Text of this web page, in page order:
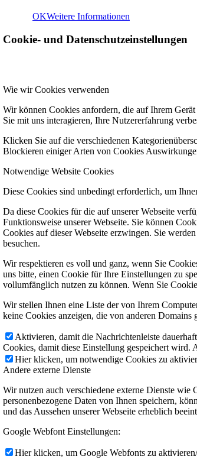
OKWeitere Informationen
Cookie- und Datenschutzeinstellungen
Wie wir Cookies verwenden
Wir können Cookies anfordern, die auf Ihrem
Sie mit uns interagieren, Ihre Nutzererfahrung
Klicken Sie auf die verschiedenen
Blockieren einiger Arten von Cookies
Notwendige Website Cookies
Diese Cookies sind unbedingt erforderlich, um
Da diese Cookies für die auf unserer Webseite
Funktionsweise unserer Webseite. Sie können
Cookies auf dieser Webseite erzwingen. Sie
besuchen.
Wir respektieren es voll und ganz, wenn Sie
uns bitte, einen Cookie für Ihre Einstellungen zu
vollumfänglich nutzen zu können. Wenn Sie
Wir stellen Ihnen eine Liste der von Ihrem
keine Cookies anzeigen, die von anderen Domains
Aktivieren, damit die Nachrichtenleiste
Cookies, damit diese Einstellung gespeichert wird.
Hier klicken, um notwendige Cookies zu
Andere externe Dienste
Wir nutzen auch verschiedene externe Dienste
personenbezogene Daten von Ihnen speichern,
und das Aussehen unserer Webseite erheblich
Google Webfont Einstellungen:
Hier klicken, um Google Webfonts zu